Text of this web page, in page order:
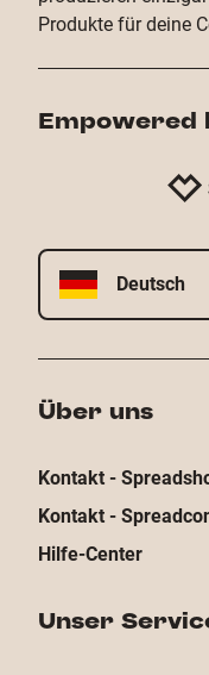
Produkte für deine
Empowered
Deutsch
Über uns
Kontakt -
Kontakt -
Hilfe-Center
Unser